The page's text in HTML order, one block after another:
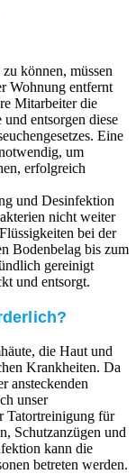
können, müssen
Wohnung entfernt
Mitarbeiter die
entsorgen diese
Eine
um
erfolgreich
und Desinfektion
nicht weiter
bei der
Bodenbelag bis zum
gereinigt
und entsorgt.
die Haut und
Krankheiten. Da
ansteckenden
unser
Tatortreinigung für
Schutzanzügen und
kann die
betreten werden.